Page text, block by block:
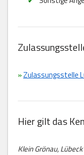
»Zulassungsstelle
Hier gilt das
Klein Grönau, Lübeck